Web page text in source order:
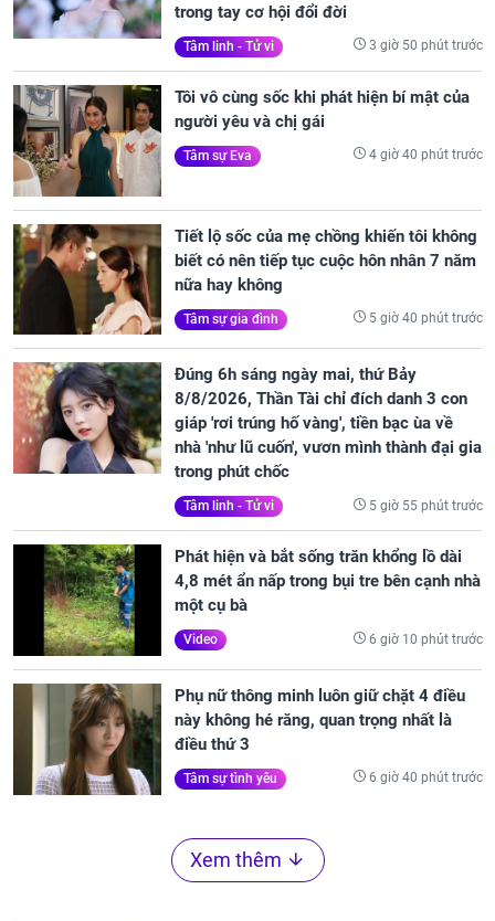
trong tay cơ hội đổi đời
Tâm linh - Tử vi 3 giờ 50 phút trước
Tôi vô cùng sốc khi phát hiện bí mật của
người yêu và chị gái
Tâm sự Eva 4 giờ 40 phút trước
Tiết lộ sốc của mẹ chồng khiến tôi không
biết có nên tiếp tục cuộc hôn nhân 7 năm
nữa hay không
Tâm sự gia đình 5 giờ 40 phút trước
Đúng 6h sáng ngày mai, thứ Bảy
8/8/2026, Thần Tài chỉ đích danh 3 con
giáp 'rơi trúng hố vàng', tiền bạc ùa về
nhà 'như lũ cuốn', vươn mình thành đại gia
trong phút chốc
Tâm linh - Tử vi 5 giờ 55 phút trước
Phát hiện và bắt sống trăn khổng lồ dài
4,8 mét ẩn nấp trong bụi tre bên cạnh nhà
một cụ bà
Video 6 giờ 10 phút trước
Phụ nữ thông minh luôn giữ chặt 4 điều
này không hé răng, quan trọng nhất là
điều thứ 3
Tâm sự tình yêu 6 giờ 40 phút trước
Xem thêm